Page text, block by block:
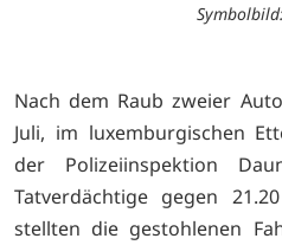
Nach dem Raub zweier
Juli, im luxemburgischen
der Polizeiinspektion
Tatverdächtige gegen
stellten die gestohlenen